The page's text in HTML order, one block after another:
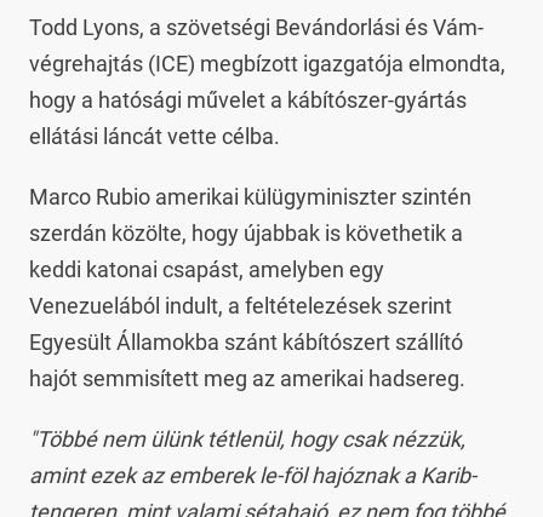
Todd Lyons, a szövetségi Bevándorlási és Vám-
végrehajtás (ICE) megbízott igazgatója elmondta,
hogy a hatósági művelet a kábítószer-gyártás
ellátási láncát vette célba.
Marco Rubio amerikai külügyminiszter szintén
szerdán közölte, hogy újabbak is követhetik a
keddi katonai csapást, amelyben egy
Venezuelából indult, a feltételezések szerint
Egyesült Államokba szánt kábítószert szállító
hajót semmisített meg az amerikai hadsereg.
"Többé nem ülünk tétlenül, hogy csak nézzük,
amint ezek az emberek le-föl hajóznak a Karib-
tengeren, mint valami sétahajó, ez nem fog többé